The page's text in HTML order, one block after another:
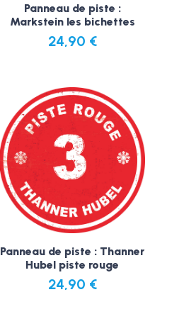
Panneau de piste :
Markstein les bichettes
24,90 €
Panneau de piste : Thanner
Hubel piste rouge
24,90 €